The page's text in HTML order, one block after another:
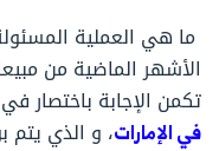
ما هي العملية
الأشهر الماضية من
تكمن الإجابة باختصار
في الإمارات، و الذي يتم